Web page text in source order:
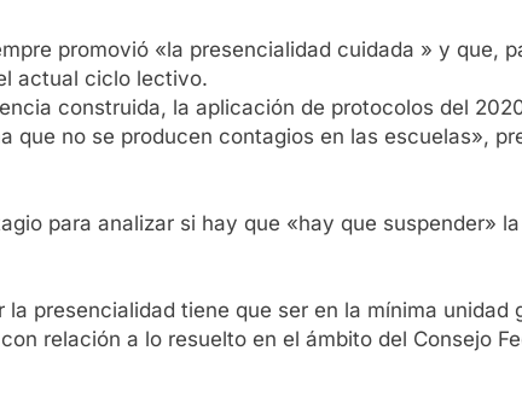
promovió «la presencialidad cuidada » y que,
actual ciclo lectivo.
construida, la aplicación de protocolos del
no se producen contagios en las escuelas»,
para analizar si hay que «hay que suspender»
presencialidad tiene que ser en la mínima unidad
relación a lo resuelto en el ámbito del Consejo